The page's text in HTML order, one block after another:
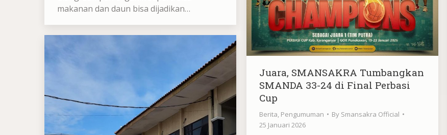
makanan dan daun bisa dijadikan…
Juara, SMANSAKRA Tumbangkan
SMANDA 33-24 di Final Perbasi
Cup
Berita, Pengumuman By Smansakra Official
25 Januari 2026